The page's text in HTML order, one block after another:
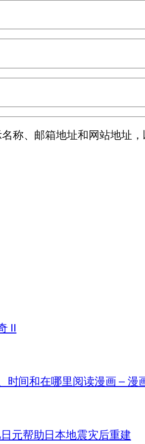
称、邮箱地址和网站地址，
II
时间和在哪里阅读漫画 – 漫
元帮助日本地震灾后重建